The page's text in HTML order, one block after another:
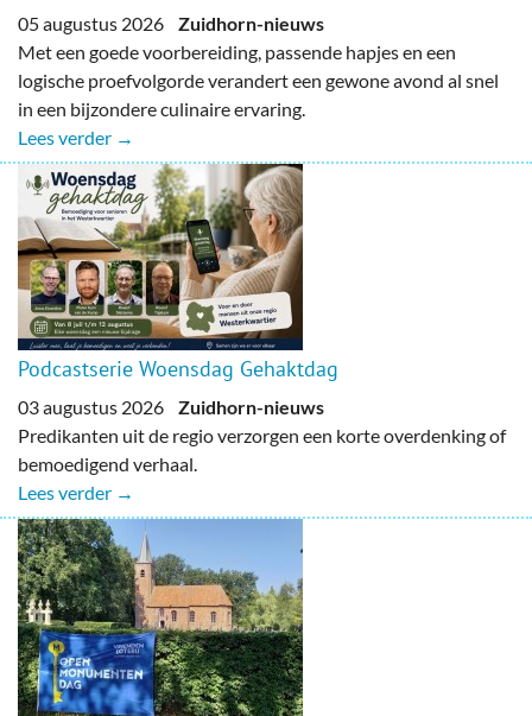
05 augustus 2026 Zuidhorn-nieuws
Met een goede voorbereiding, passende hapjes en een
logische proefvolgorde verandert een gewone avond al snel
in een bijzondere culinaire ervaring.
Lees verder →
Podcastserie Woensdag Gehaktdag
03 augustus 2026 Zuidhorn-nieuws
Predikanten uit de regio verzorgen een korte overdenking of
bemoedigend verhaal.
Lees verder →